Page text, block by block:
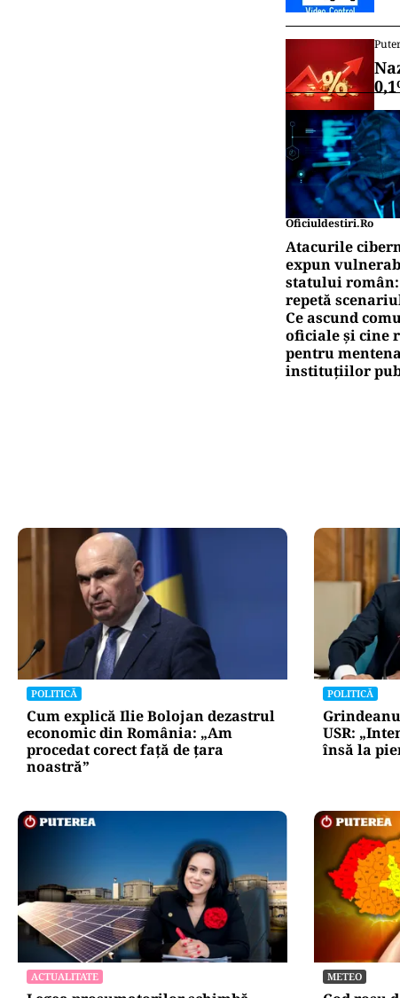
Oficiuldestiri.ro
Atacurile
expun
statului român:
repetă
Ce ascund
oficiale și cine
pentru
instituțiilor
POLITICĂ
Cum explică Ilie Bolojan dezastrul
economic din România: „Am
procedat corect față de țara
noastră”
POLITICĂ
USR:
însă la
ACTUALITATE METEO